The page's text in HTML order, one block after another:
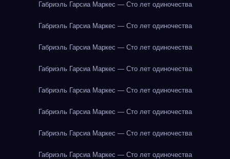
Габриэль Гарсиа Маркес — Сто лет одиночества
Габриэль Гарсиа Маркес — Сто лет одиночества
Габриэль Гарсиа Маркес — Сто лет одиночества
Габриэль Гарсиа Маркес — Сто лет одиночества
Габриэль Гарсиа Маркес — Сто лет одиночества
Габриэль Гарсиа Маркес — Сто лет одиночества
Габриэль Гарсиа Маркес — Сто лет одиночества
Габриэль Гарсиа Маркес — Сто лет одиночества